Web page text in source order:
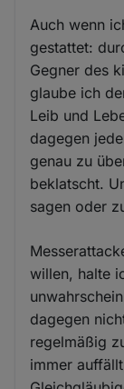
Auch wenn
gestattet:
Gegner des
glaube ich
Leib und
dagegen
genau zu
beklatscht.
sagen oder
willen, halte
dagegen
regelmäßig
immer